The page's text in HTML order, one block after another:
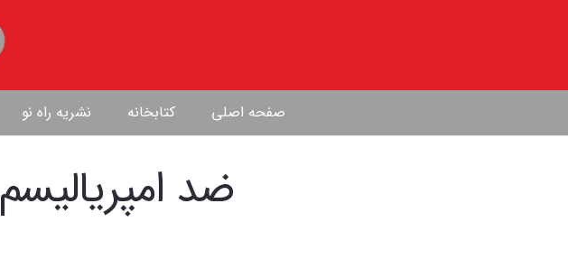
صفحه اصلی کتابخانه نشریه راه نو
ضد امپریالیسم